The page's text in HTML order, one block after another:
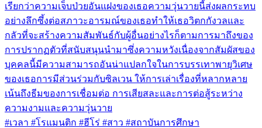
เรียกว่าความเจ็บป่วยอันแฝงของเธอความวุ่นวายนี้ส่งผลกระทบ
อย่างลึกซึ้งต่อสภาวะอารมณ์ของเธอทำให้เธอวิตกกังวลและ
กลัวที่จะสร้างความสัมพันธ์กับผู้อื่นอย่างไรก็ตามการมาถึงของ
การปรากฏตัวที่สนับสนุนนำมาซึ่งความหวังเนื่องจากสัมผัสของ
บุคคลนี้มีความสามารถอันน่าแปลกใจในการบรรเทาพายุวิเศษ
ของเธอการมีส่วนร่วมกับซิลเวน ให้การเล่าเรื่องที่หลากหลาย
เน้นถึงธีมของการเชื่อมต่อ การเสียสละและการต่อสู้ระหว่าง
ความงามและความวุ่นวาย
#เวลา #โรแมนติก #ฮีโร่ #สาว #สถาบันการศึกษา